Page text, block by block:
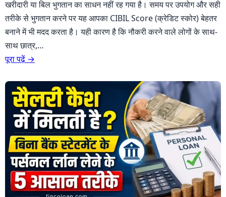
खरीदारी या बिल भुगतान का साधन नहीं रह गया है। समय पर उपयोग और सही
तरीके से भुगतान करने पर यह आपका CIBIL Score (क्रेडिट स्कोर) बेहतर
बनाने में भी मदद करता है। यही कारण है कि नौकरी करने वाले लोगों के साथ-
साथ छात्र,…
पूरा पढ़ें →